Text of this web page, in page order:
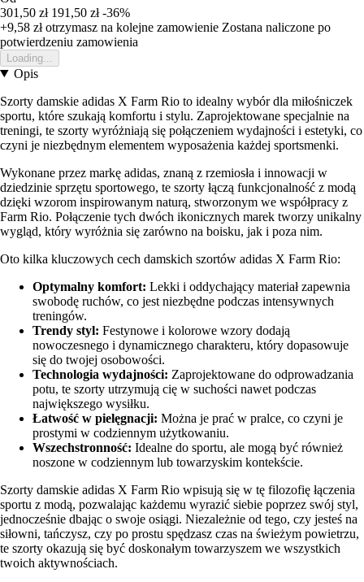
301,50 zł 191,50 zł -36%
+9,58 złotrzymasz na kolejne zamowienie Zostana naliczone po
potwierdzeniu zamowienia
Loading...
Opis
Szorty damskie adidas X Farm Rio to idealny wybór dla miłośniczek
sportu, które szukają komfortu i stylu. Zaprojektowane specjalnie na
treningi, te szorty wyróżniają się połączeniem wydajności i estetyki, co
czyni je niezbędnym elementem wyposażenia każdej sportsmenki.
Wykonane przez markę adidas, znaną z rzemiosła i innowacji w
dziedzinie sprzętu sportowego, te szorty łączą funkcjonalność z modą
dzięki wzorom inspirowanym naturą, stworzonym we współpracy z
Farm Rio. Połączenie tych dwóch ikonicznych marek tworzy unikalny
wygląd, który wyróżnia się zarówno na boisku, jak i poza nim.
Oto kilka kluczowych cech damskich szortów adidas X Farm Rio:
Optymalny komfort: Lekki i oddychający materiał zapewnia
swobodę ruchów, co jest niezbędne podczas intensywnych
treningów.
Trendy styl: Festynowe i kolorowe wzory dodają
nowoczesnego i dynamicznego charakteru, który dopasowuje
się do twojej osobowości.
Technologia wydajności: Zaprojektowane do odprowadzania
potu, te szorty utrzymują cię w suchości nawet podczas
największego wysiłku.
Łatwość w pielęgnacji: Można je prać w pralce, co czyni je
prostymi w codziennym użytkowaniu.
Wszechstronność: Idealne do sportu, ale mogą być również
noszone w codziennym lub towarzyskim kontekście.
Szorty damskie adidas X Farm Rio wpisują się w tę filozofię łączenia
sportu z modą, pozwalając każdemu wyrazić siebie poprzez swój styl,
jednocześnie dbając o swoje osiągi. Niezależnie od tego, czy jesteś na
siłowni, tańczysz, czy po prostu spędzasz czas na świeżym powietrzu,
te szorty okazują się być doskonałym towarzyszem we wszystkich
twoich aktywnościach.